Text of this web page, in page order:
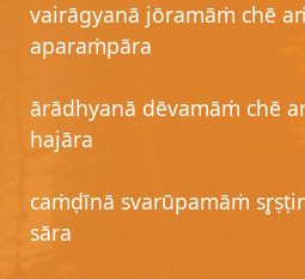
vairāgyanā jōramāṁ chē
aparaṁpāra
ārādhyanā dēvamāṁ chē
hajāra
caṁḍīnā svarūpamāṁ
sāra